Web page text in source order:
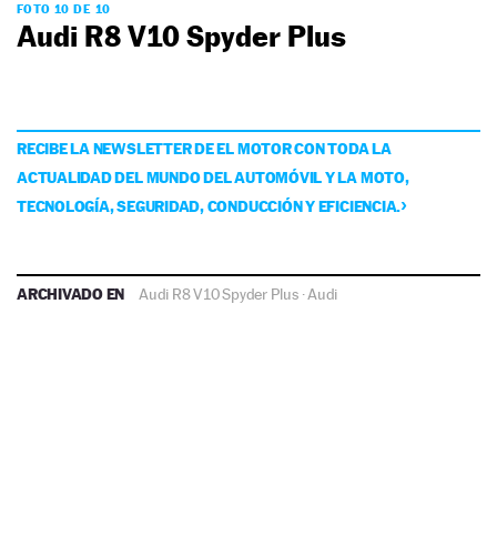
FOTO 10 DE 10
Audi R8 V10 Spyder Plus
RECIBE LA NEWSLETTER DE EL MOTOR CON TODA LA
ACTUALIDAD DEL MUNDO DEL AUTOMÓVIL Y LA MOTO,
TECNOLOGÍA, SEGURIDAD, CONDUCCIÓN Y EFICIENCIA.
ARCHIVADO EN Audi R8 V10 Spyder Plus·Audi